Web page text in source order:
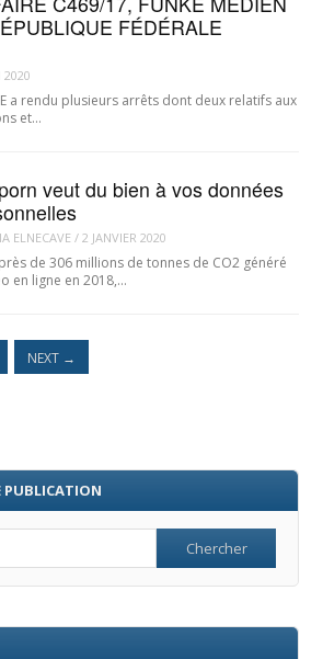
FÉDÉRALE
2020
a rendu plusieurs arrêts dont deux relatifs aux
et…
veut du bien à vos données
ELNECAVE / 2 JANVIER 2020
de 306 millions de tonnes de CO2 généré
en ligne en 2018,…
NEXT →
PUBLICATION